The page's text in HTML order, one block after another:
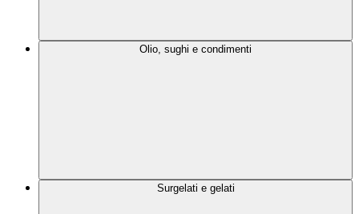
Olio, sughi e condimenti
Surgelati e gelati